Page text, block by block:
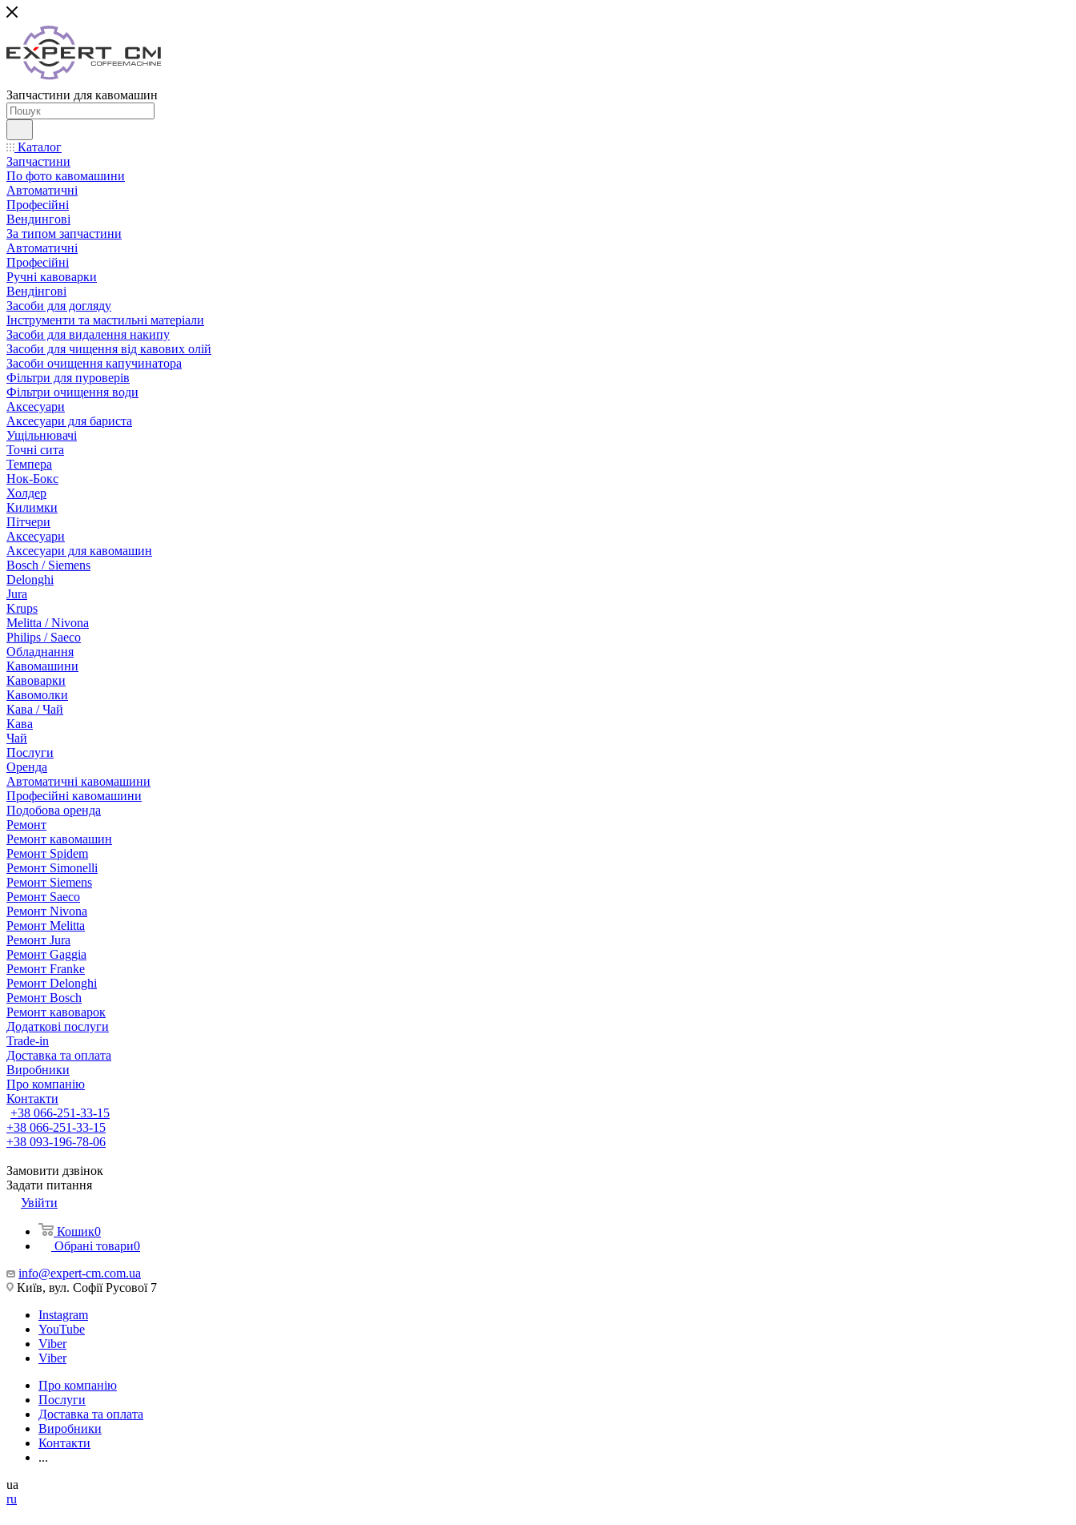
Запчастини для кавомашин
Каталог
Запчастини
По фото кавомашини
Автоматичні
Професійні
Вендингові
За типом запчастини
Автоматичні
Професійні
Ручні кавоварки
Вендінгові
Засоби для догляду
Інструменти та мастильні матеріали
Засоби для видалення накипу
Засоби для чищення від кавових олій
Засоби очищення капучинатора
Фільтри для пуроверів
Фільтри очищення води
Аксесуари
Аксесуари для бариста
Ущільнювачі
Точні сита
Темпера
Нок-Бокс
Холдер
Килимки
Пітчери
Аксесуари
Аксесуари для кавомашин
Bosch / Siemens
Delonghi
Jura
Krups
Melitta / Nivona
Philips / Saeco
Обладнання
Кавомашини
Кавоварки
Кавомолки
Кава / Чай
Кава
Чай
Послуги
Оренда
Автоматичні кавомашини
Професійні кавомашини
Подобова оренда
Ремонт
Ремонт кавомашин
Ремонт Spidem
Ремонт Simonelli
Ремонт Siemens
Ремонт Saeco
Ремонт Nivona
Ремонт Melitta
Ремонт Jura
Ремонт Gaggia
Ремонт Franke
Ремонт Delonghi
Ремонт Bosch
Ремонт кавоварок
Додаткові послуги
Trade-in
Доставка та оплата
Виробники
Про компанію
Контакти
+38 066-251-33-15
+38 066-251-33-15
+38 093-196-78-06
Замовити дзвінок
Задати питання
Увійти
Кошик0
Обрані товари0
info@expert-cm.com.ua
Київ, вул. Софії Русової 7
Instagram
YouTube
Viber
Viber
Про компанію
Послуги
Доставка та оплата
Виробники
Контакти
...
ua
ru